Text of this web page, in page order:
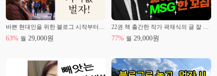
바쁜 현대인을 위한 블로그 시작부터 키워드 글쓰기 연습
63% 월 29,000원
22권 책 출간한 작가 곽재식의 글 잘 쓰는 방법
77% 월 29,000원